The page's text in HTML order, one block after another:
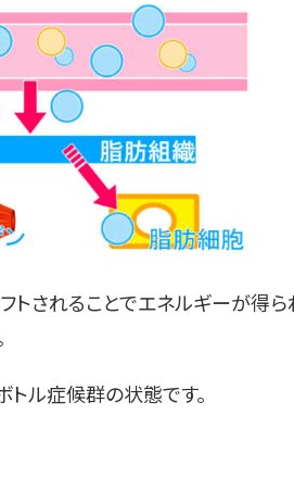
トされることでエネルギーが得ら
トル症候群の状態です。